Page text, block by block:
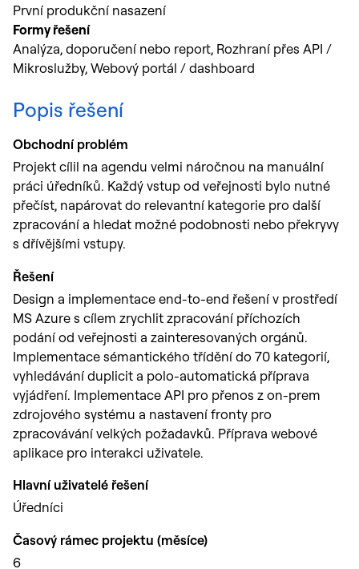
První produkční nasazení
Formy řešení
Analýza, doporučení nebo report, Rozhraní přes API /
Mikroslužby, Webový portál / dashboard
Popis řešení
Obchodní problém
Projekt cílil na agendu velmi náročnou na manuální
práci úředníků. Každý vstup od veřejnosti bylo nutné
přečíst, napárovat do relevantní kategorie pro další
zpracování a hledat možné podobnosti nebo překryvy
s dřívějšími vstupy.
Řešení
Design a implementace end-to-end řešení v prostředí
MS Azure s cílem zrychlit zpracování příchozích
podání od veřejnosti a zainteresovaných orgánů.
Implementace sémantického třídění do 70 kategorií,
vyhledávání duplicit a polo-automatická příprava
vyjádření. Implementace API pro přenos z on-prem
zdrojového systému a nastavení fronty pro
zpracovávání velkých požadavků. Příprava webové
aplikace pro interakci uživatele.
Hlavní uživatelé řešení
Úředníci
Časový rámec projektu (měsíce)
6